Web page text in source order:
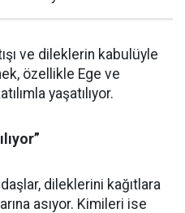
ve dileklerin kabulüyle
özellikle Ege ve
yaşatılıyor.
dileklerini kağıtlara
asıyor. Kimileri ise